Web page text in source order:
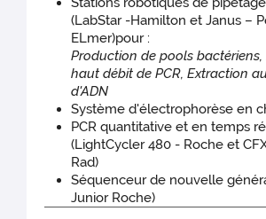
(LabStar -Hamilton et Janus –
ELmer)pour :
Production de pools
haut débit de PCR, Extraction
d'ADN
Système d'électrophorèse en
PCR quantitative et en temps
(LightCycler 480 - Roche et
Rad)
Séquenceur de nouvelle
Junior Roche)